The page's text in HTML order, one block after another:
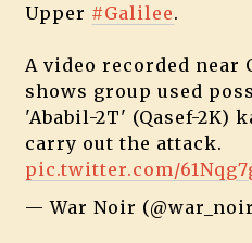
Upper #Galilee.
A video recorded near
shows group used
'Ababil-2T' (Qasef-2K)
carry out the attack.
pic.twitter.com/
— War Noir